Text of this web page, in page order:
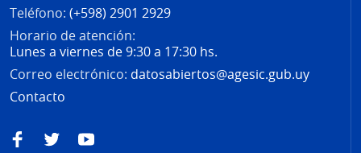
Teléfono: (+598) 2901 2929
Horario de atención:
Lunes a viernes de 9:30 a 17:30 hs.
Correo electrónico: datosabiertos@agesic.gub.uy
Contacto
FacebookTwitterYouTube